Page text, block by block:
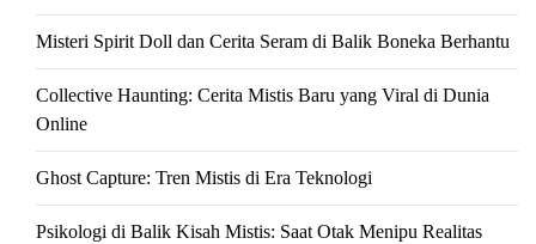
Misteri Spirit Doll dan Cerita Seram di Balik Boneka Berhantu
Collective Haunting: Cerita Mistis Baru yang Viral di Dunia
Online
Ghost Capture: Tren Mistis di Era Teknologi
Psikologi di Balik Kisah Mistis: Saat Otak Menipu Realitas